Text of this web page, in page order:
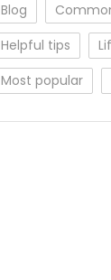
Blog
Helpful tips
Most popular